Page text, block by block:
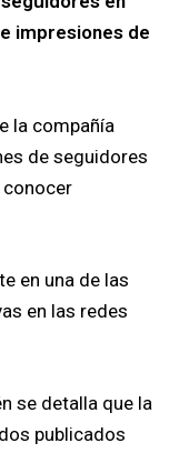
impresiones de
la compañía
de seguidores
conocer
en una de las
en las redes
se detalla que la
publicados